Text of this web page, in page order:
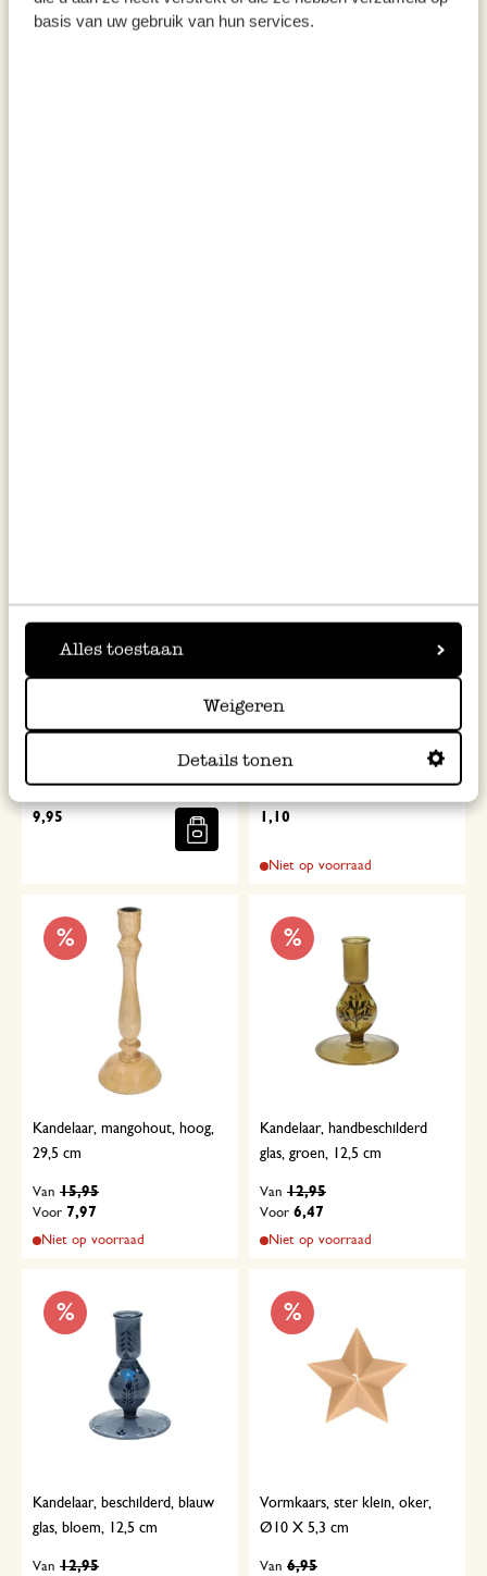
basis van uw gebruik van hun services.
Alles toestaan
Weigeren
Details tonen
Vormkaars, ster klein, offwhite,
Ø10 X 5,3 cm
Kaarsendover, metaal
Draaiend molentje voor
geurkaars, metaal, goudkleurig
9,95
Dinerkaars, okergeel, 27 cm
1,10
Niet op voorraad
%
Kandelaar, mangohout, hoog,
29,5 cm
Voor 7,97
Van 15,95
Niet op voorraad
%
Kandelaar, handbeschilderd
glas, groen, 12,5 cm
Voor 6,47
Van 12,95
Niet op voorraad
%
Kandelaar, beschilderd, blauw
glas, bloem, 12,5 cm
Van 12,95
%
Vormkaars, ster klein, oker,
Ø10 X 5,3 cm
Van 6,95